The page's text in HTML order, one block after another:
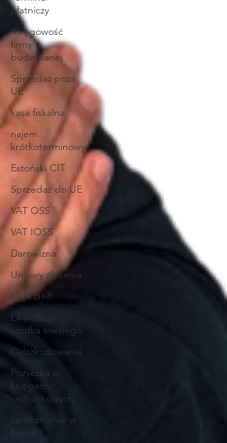
płatniczy
Księgowość
firmy
budowlanej
Sprzedaż poza
UE
kasa fiskalna
najem
krótkoterminowy
Estoński CIT
Sprzedaż do UE
VAT OSS
VAT IOSS
Darowizna
Umowy zlecenia
Ulga B+R
Likwidacja
środka trwałego
Odszkodowanie
Pożyczka w
księgach
rachunkowych
zatrudnienie w
firmie